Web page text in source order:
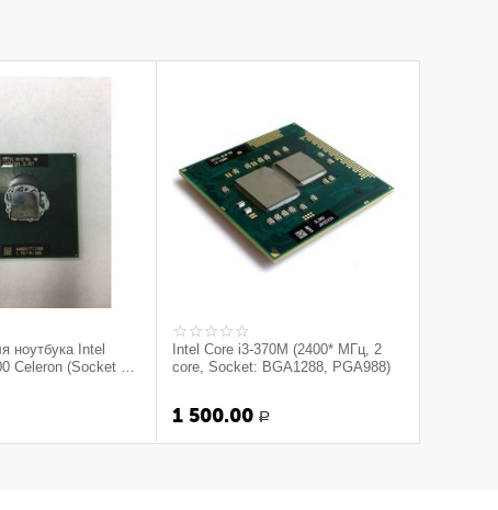
ноутбука Intel
Celeron (Socket M)
Intel Core i3-370M (2400* МГц, 2
core, Socket: BGA1288, PGA988)
1 500.00 Р